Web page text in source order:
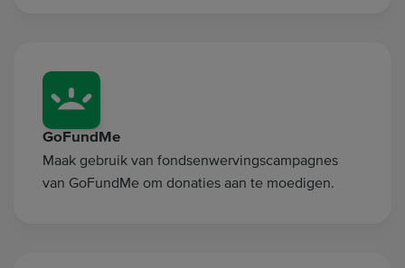
GoFundMe
Maak gebruik van fondsenwervingscampagnes
van GoFundMe om donaties aan te moedigen.